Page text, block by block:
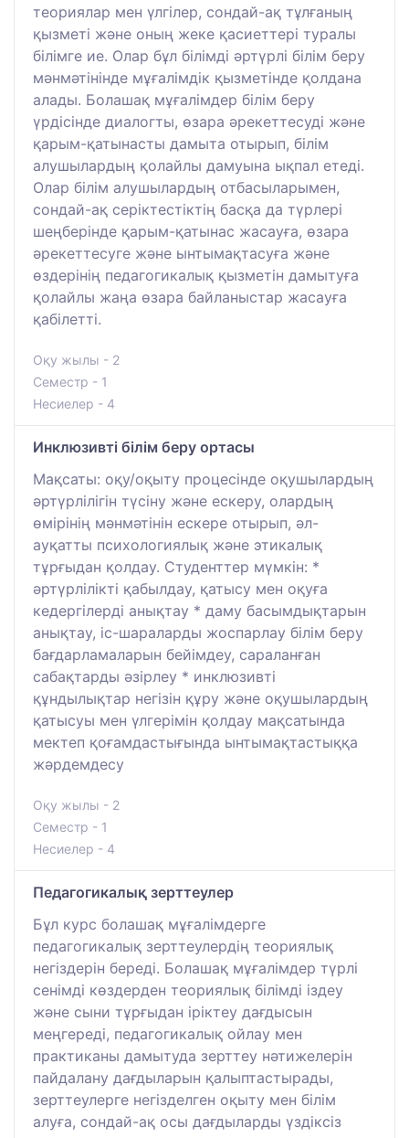
теориялар мен үлгілер, сондай-ақ тұлғаның
қызметі және оның жеке қасиеттері туралы
білімге ие. Олар бұл білімді әртүрлі білім беру
мәнмәтінінде мұғалімдік қызметінде қолдана
алады. Болашақ мұғалімдер білім беру
үрдісінде диалогты, өзара әрекеттесуді және
қарым-қатынасты дамыта отырып, білім
алушылардың қолайлы дамуына ықпал етеді.
Олар білім алушылардың отбасыларымен,
сондай-ақ серіктестіктің басқа да түрлері
шеңберінде қарым-қатынас жасауға, өзара
әрекеттесуге және ынтымақтасуға және
өздерінің педагогикалық қызметін дамытуға
қолайлы жаңа өзара байланыстар жасауға
қабілетті.
Оқу жылы - 2
Семестр - 1
Несиелер - 4
Инклюзивті білім беру ортасы
Мақсаты: оқу/оқыту процесінде оқушылардың
әртүрлілігін түсіну және ескеру, олардың
өмірінің мәнмәтінін ескере отырып, әл-
ауқатты психологиялық және этикалық
тұрғыдан қолдау. Студенттер мүмкін: *
әртүрлілікті қабылдау, қатысу мен оқуға
кедергілерді анықтау * даму басымдықтарын
анықтау, іс-шараларды жоспарлау білім беру
бағдарламаларын бейімдеу, сараланған
сабақтарды әзірлеу * инклюзивті
құндылықтар негізін құру және оқушылардың
қатысуы мен үлгерімін қолдау мақсатында
мектеп қоғамдастығында ынтымақтастыққа
жәрдемдесу
Оқу жылы - 2
Семестр - 1
Несиелер - 4
Педагогикалық зерттеулер
Бұл курс болашақ мұғалімдерге
педагогикалық зерттеулердің теориялық
негіздерін береді. Болашақ мұғалімдер түрлі
сенімді көздерден теориялық білімді іздеу
және сыни тұрғыдан іріктеу дағдысын
меңгереді, педагогикалық ойлау мен
практиканы дамытуда зерттеу нәтижелерін
пайдалану дағдыларын қалыптастырады,
зерттеулерге негізделген оқыту мен білім
алуға, сондай-ақ осы дағдыларды үздіксіз